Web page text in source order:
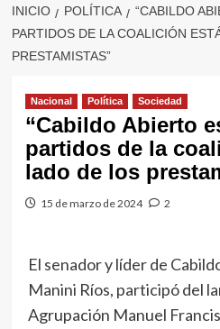
INICIO POLÍTICA
“CABILDO
PARTIDOS DE LA COALICIÓN
PRESTAMISTAS”
Nacional Política Sociedad
“Cabildo Abierto
partidos de la
lado de los
15 de marzo de 2024 2
El senador y líder de
Manini Ríos, participó del
Agrupación Manuel